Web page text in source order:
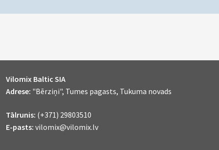
Vilomix Baltic SIA
Adrese: "Bērziņi", Tumes pagasts, Tukuma novads
Tālrunis: (+371) 29803510
E-pasts: vilomix@vilomix.lv